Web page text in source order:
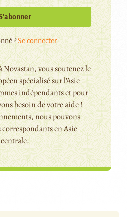
?Se connecter
Novastan, vous soutenez le
spécialisé sur l'Asie
indépendants et pour
besoin de votre aide !
nous pouvons
en Asie
centrale.